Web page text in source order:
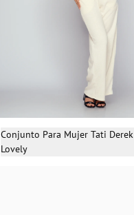
Selecciona una talla
Conjunto Para Mujer Tati Derek
Lovely